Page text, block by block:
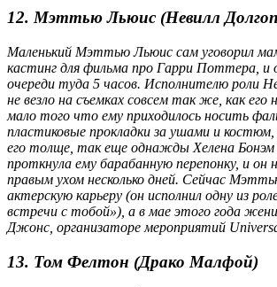
12. Мэттью Льюис (Невилл
Маленький Мэттью Льюис сам уговорил
кастинг для фильма про Гарри Поттера, и
очереди туда 5 часов. Исполнителю роли
не везло на съемках совсем так же, как его
мало того что ему приходилось носить
пластиковые прокладки за ушами и
его толще, так еще однажды Хелена Бонэм
проткнула ему барабанную перепонку, и он
правым ухом несколько дней. Сейчас
актерскую карьеру (он исполнил одну из
встречи с тобой»), а в мае этого года
Джонс, организаторе мероприятий
13. Том Фелтон (Драко Малфой)